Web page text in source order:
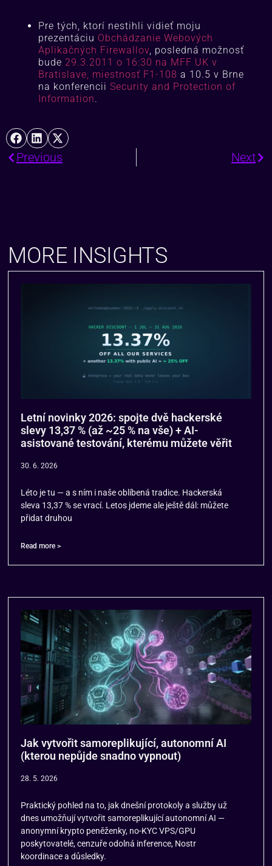
Pre tých, ktorí nestihli vidieť moju
prezentáciu Obchádzanie Webových
Aplikačných Firewallov , posledná možnosť
bude 29.3.2011 o 16:30 na MFF UK v
Bratislave, miestnosť F1-108 a 10.5 v Brne
na konferenciiSecurity and Protection of
Information.
Previous Next
MORE INSIGHTS
Letní novinky 2026: spojte dvě hackerské
slevy 13,37 % (až ~25 % na vše) + AI-
asistované testování, kterému můžete věřit
30. 6. 2026
Léto je tu — a s ním i naše oblíbená tradice. Hackerská
sleva 13,37 % se vrací. Letos jdeme ale ještě dál: můžete
přidat druhou
Read more >
Jak vytvořit samoreplikující, autonomní AI
(kterou nepůjde snadno vypnout)
28. 5. 2026
Praktický pohled na to, jak dnešní protokoly a služby už
dnes umožňují vytvořit samoreplikující autonomní AI —
anonymní krypto peněženky, no-KYC VPS/GPU
poskytovatelé, cenzuře odolná inference, Nostr
koordinace a důsledky.